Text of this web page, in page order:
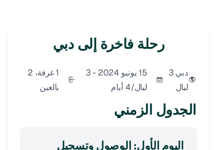
رحلة فاخرة إلى دبي
دبي 3
ليال
15 يونيو 2024 - 3
ليال/4 أيام
1 غرفة، 2
بالغين
الجدول الزمني
اليوم الأول: الوصول وتسجيل